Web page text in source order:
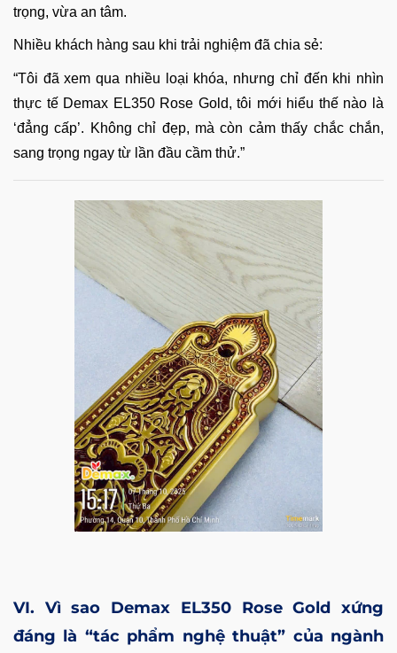
trọng, vừa an tâm.
Nhiều khách hàng sau khi trải nghiệm đã chia sẻ:
“Tôi đã xem qua nhiều loại khóa, nhưng chỉ đến khi nhìn
thực tế Demax EL350 Rose Gold, tôi mới hiểu thế nào là
‘đẳng cấp’. Không chỉ đẹp, mà còn cảm thấy chắc chắn,
sang trọng ngay từ lần đầu cầm thử.”
VI. Vì sao Demax EL350 Rose Gold xứng
đáng là “tác phẩm nghệ thuật” của ngành